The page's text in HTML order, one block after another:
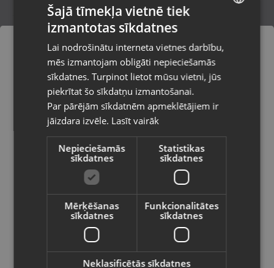
Blackview A80 16GB
Rīga, Jūrmalas gatve 30
Stāvoklis Lietots (Garantija 6 mēneši)
31.50€ 45.00
Blackview BV6300 Pro 128GB 6GB
Pasūtījumi tiks piegādāti uz
izvēlēto valsti
Vietnes saturs būs attēlots izvēlētajā
valodā
Valsts
Latviešu / Latvian
RUSSIAN
Šajā tīmekļa vietnē tiek
izmantotas sīkdatnes
Lai nodrošinātu interneta vietnes darbību,
mēs izmantojam obligāti nepieciešamās
sīkdatnes. Turpinot lietot mūsu vietni, jūs
piekrītat šo sīkdatņu izmantošanai.
Par pārējām sīkdatnēm apmeklētājiem ir
jāizdara izvēle. Lasīt vairāk
Nepieciešamās
sīkdatnes
Statistikas
sīkdatnes
Mērķēšanas
sīkdatnes
Funkcionalitātes
sīkdatnes
Neklasificētās sīkdatnes